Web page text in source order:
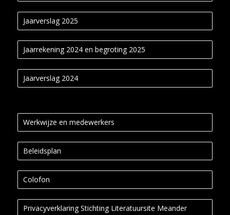
Jaarverslag 2025
Jaarrekening 2024 en begroting 2025
Jaarverslag 2024
Werkwijze en medewerkers
Beleidsplan
Colofon
Privacyverklaring Stichting Literatuursite Meander